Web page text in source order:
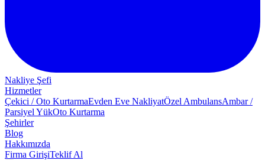
Nakliye Şefi
Hizmetler
Çekici / Oto KurtarmaEvden Eve NakliyatÖzel AmbulansAmbar /
Parsiyel YükOto Kurtarma
Şehirler
Blog
Hakkımızda
Firma GirişiTeklif Al